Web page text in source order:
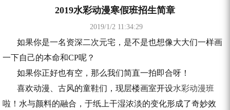
2019水彩动漫寒假班招生简章
2019/1/2 11:34:29
如果你是一名资深二次元宅，是不是也想像大大们一样画
一下自己的本命和CP呢？
如果你正好也有空，那么我们简直一拍即合呀！
喜欢动漫、古风的童鞋们，现层楼画室开设水彩动漫班
啦！水与颜料的融合，于纸上干湿浓淡的变化形成了奇妙效